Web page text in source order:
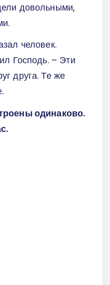
довольными,
человек.
Господь. – Эти
друга. Те же
одинаково.